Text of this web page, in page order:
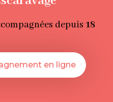
depuis 18
en ligne